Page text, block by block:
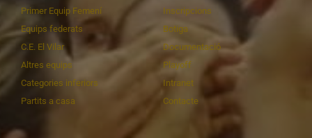
Primer Equip Femení
Equips federats
C.E. El Vilar
Altres equips
Categories inferiors
Partits a casa
Inscripcions
Botiga
Documentació
Playoff
Intranet
Contacte